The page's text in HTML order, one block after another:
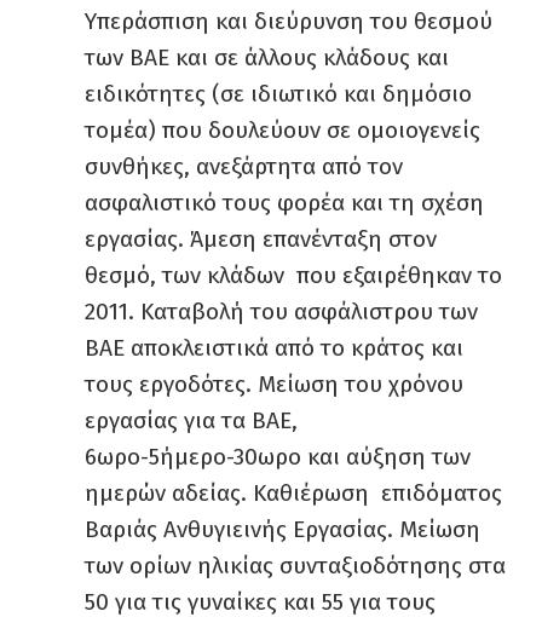
Υπεράσπιση και διεύρυνση του θεσμού
των ΒΑΕ και σε άλλους κλάδους και
ειδικότητες (σε ιδιωτικό και δημόσιο
τομέα) που δουλεύουν σε ομοιογενείς
συνθήκες, ανεξάρτητα από τον
ασφαλιστικό τους φορέα και τη σχέση
εργασίας. Άμεση επανένταξη στον
θεσμό, των κλάδων που εξαιρέθηκαν το
2011. Καταβολή του ασφάλιστρου των
ΒΑΕ αποκλειστικά από το κράτος και
τους εργοδότες. Μείωση του χρόνου
εργασίας για τα ΒΑΕ,
6ωρο-5ήμερο-30ωρο και αύξηση των
ημερών αδείας. Καθιέρωση επιδόματος
Βαριάς Ανθυγιεινής Εργασίας. Μείωση
των ορίων ηλικίας συνταξιοδότησης στα
50 για τις γυναίκες και 55 για τους